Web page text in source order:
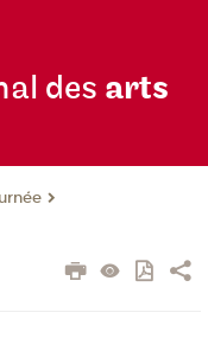
des arts